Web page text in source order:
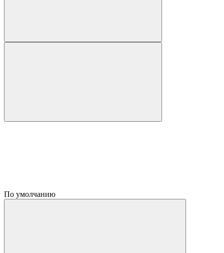
По умолчанию